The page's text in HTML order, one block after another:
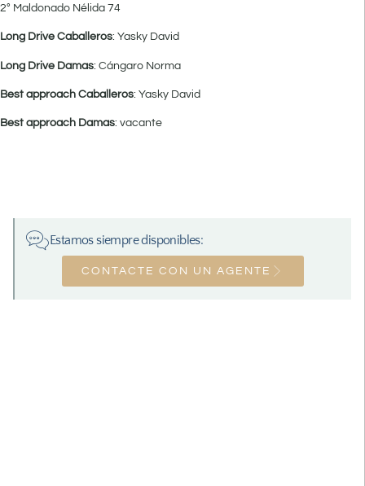
2° Maldonado Nélida 74
Long Drive Caballeros: Yasky David
Long Drive Damas: Cángaro Norma
Best approach Caballeros: Yasky David
Best approach Damas: vacante
Estamos siempre disponibles:
CONTACTE CON UN AGENTE